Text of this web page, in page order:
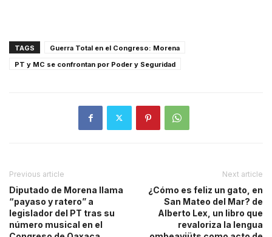
TAGS
Guerra Total en el Congreso: Morena
PT y MC se confrontan por Poder y Seguridad
Previous article
Diputado de Morena llama
“payaso y ratero” a
legislador del PT tras su
número musical en el
Next article
¿Cómo es feliz un gato, en
San Mateo del Mar? de
Alberto Lex, un libro que
revaloriza la lengua